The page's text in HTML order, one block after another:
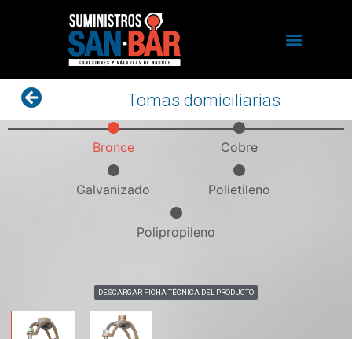
Tomas domiciliarias
Bronce Cobre
Galvanizado Polietileno
Polipropileno
DESCARGAR FICHA TÉCNICA DEL PRODUCTO